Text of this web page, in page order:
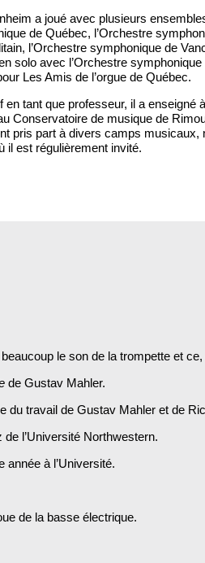
a joué avec plusieurs
de Québec, l’Orchestre
l’Orchestre symphonique de
solo avec l’Orchestre
Les Amis de l’orgue de Québec.
en tant que professeur, il a enseigné
Conservatoire de musique de
pris part à divers camps musicaux,
il est régulièrement invité.
le son de la trompette et
de Gustav Mahler.
du travail de Gustav Mahler et de
l’Université Northwestern.
année à l’Université.
de la basse électrique.